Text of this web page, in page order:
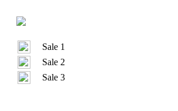
Sale 1
Sale 2
Sale 3